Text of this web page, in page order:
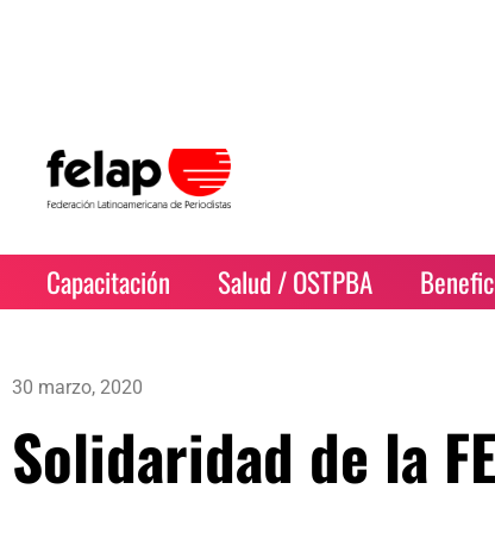
Capacitación Salud / OSTPBA
30 marzo, 2020
Solidaridad de la